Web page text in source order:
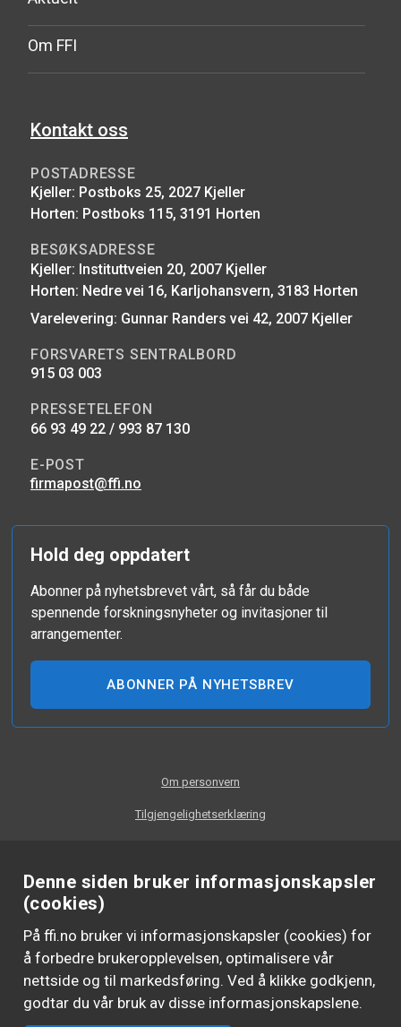
Denne siden bruker informasjonskapsler
(cookies)
På ffi.no bruker vi informasjonskapsler (cookies) for
å forbedre brukeropplevelsen, optimalisere vår
nettside og til markedsføring. Ved å klikke godkjenn,
godtar du vår bruk av disse informasjonskapslene.
Om FFI
Kontakt oss
POSTADRESSE
Kjeller: Postboks 25, 2027 Kjeller
Horten: Postboks 115, 3191 Horten
BESØKSADRESSE
Kjeller: Instituttveien 20, 2007 Kjeller
Horten: Nedre vei 16, Karljohansvern, 3183 Horten
Varelevering: Gunnar Randers vei 42, 2007 Kjeller
FORSVARETS SENTRALBORD
915 03 003
PRESSETELEFON
66 93 49 22 / 993 87 130
E-POST
firmapost@ffi.no
Hold deg oppdatert
Abonner på nyhetsbrevet vårt, så får du både
spennende forskningsnyheter og invitasjoner til
arrangementer.
ABONNER PÅ NYHETSBREV
Om personvern
Tilgjengelighetserklæring